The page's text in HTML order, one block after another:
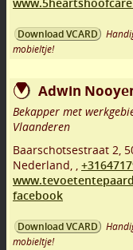
Download VCARD
mobieltje!
Adwin
Bekapper met
Vlaanderen
Baarschotsestraat 2,
Nederland, ,
facebook
Download VCARD
mobieltje!